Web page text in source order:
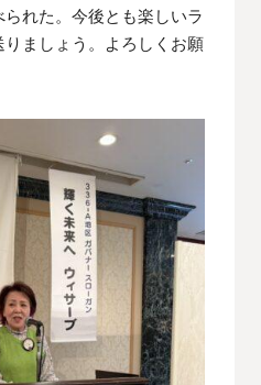
れた。今後とも楽しいラ
ましょう。よろしくお願